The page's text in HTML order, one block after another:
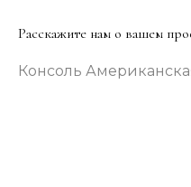
Расскажите нам о вашем